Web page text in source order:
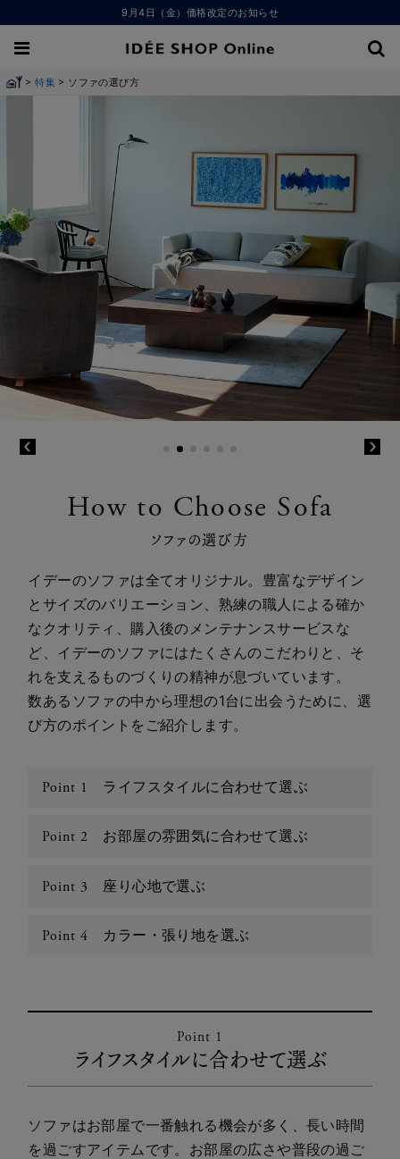
9月4日（金）価格改定のお知らせ
>特集 > ソファの選び方
How to Choose Sofa
ソファの選び方
イデーのソファは全てオリジナル。豊富なデザイン
とサイズのバリエーション、熟練の職人による確か
なクオリティ、購入後のメンテナンスサービスな
ど、イデーのソファにはたくさんのこだわりと、そ
れを支えるものづくりの精神が息づいています。
数あるソファの中から理想の1台に出会うために、選
び方のポイントをご紹介します。
Point 1 ライフスタイルに合わせて選ぶ
Point 2 お部屋の雰囲気に合わせて選ぶ
Point 3 座り心地で選ぶ
Point 4 カラー・張り地を選ぶ
Point 1
ライフスタイルに合わせて選ぶ
ソファはお部屋で一番触れる機会が多く、長い時間
を過ごすアイテムです。お部屋の広さや普段の過ご